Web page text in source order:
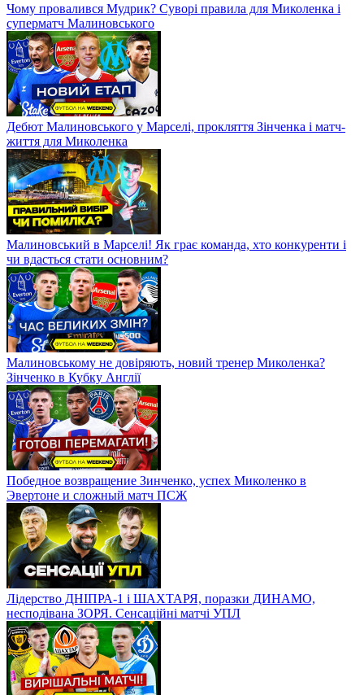
Чому провалився Мудрик? Суворі правила для Миколенка і
суперматч Малиновського
Дебют Малиновського у Марселі, прокляття Зінченка і матч-
життя для Миколенка
Малиновський в Марселі! Як грає команда, хто конкуренти і
чи вдасться стати основним?
Малиновському не довіряють, новий тренер Миколенка?
Зінченко в Кубку Англії
Победное возвращение Зинченко, успех Миколенко в
Эвертоне и сложный матч ПСЖ
Лідерство ДНІПРА-1 і ШАХТАРЯ, поразки ДИНАМО,
несподівана ЗОРЯ. Сенсаційні матчі УПЛ